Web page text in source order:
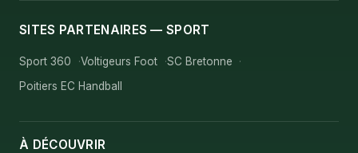
SITES PARTENAIRES — SPORT
Sport 360 Voltigeurs Foot
SC Bretonne
Poitiers EC Handball
À DÉCOUVRIR